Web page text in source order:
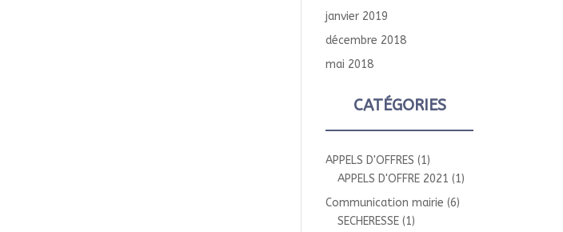
janvier 2019
décembre 2018
mai 2018
CATÉGORIES
APPELS D'OFFRES (1)
APPELS D'OFFRE 2021 (1)
Communication mairie (6)
SECHERESSE (1)